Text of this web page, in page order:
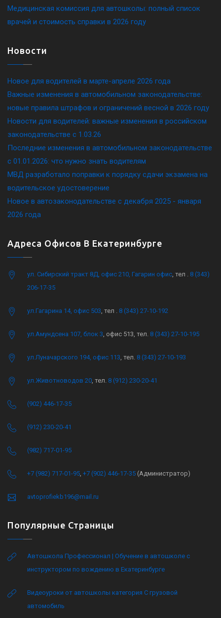
Медицинская комиссия для автошколы: полный список
врачей и стоимость справки в 2026 году
Новости
Новое для водителей в марте-апреле 2026 года
Важные изменения в автомобильном законодательстве:
новые правила штрафов и ограничений весной в 2026 году
Новости для водителей: важные изменения в российском
законодательстве c 1.03.26
Последние изменения в автомобильном законодательстве
c 01.01.2026: что нужно знать водителям
МВД разработало поправки к порядку сдачи экзамена на
водительское удостоверение
Новое в автозаконодательстве с декабря 2025 - января
2026 года
Адреса Офисов В Екатеринбурге
ул. Сибирский тракт 8Д, офис 210, Гагарин офис , тел . 8 (343)
206-17-35
ул.Гагарина 14, офис 503 , тел . 8 (343) 27-10-192
ул.Амундсена 107, блок 3 , офис 513, тел. 8 (343) 27-10-195
ул.Луначарского 194, офис 113 , тел. 8 (343) 27-10-193
ул.Животноводов 20 , тел. 8 (912) 230-20-41
(902) 446-17-35
(912) 230-20-41
(982) 717-01-95
+7 (982) 717-01-95 +7 (902) 446-17-35 (Администратор)
avtoprofiekb196@mail.ru
Популярные Страницы
Автошкола Профессионал | Обучение в автошколе с
инструктором по вождению в Екатеринбурге
Видеоуроки от автошколы категория C грузовой
автомобиль